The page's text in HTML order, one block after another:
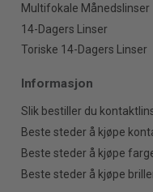
Multifokale Månedslinser
14-Dagers Linser
Toriske 14-Dagers Linser
Informasjon
Slik bestiller du
Beste steder å kjøpe
Beste steder å kjøpe
Beste steder å kjøpe